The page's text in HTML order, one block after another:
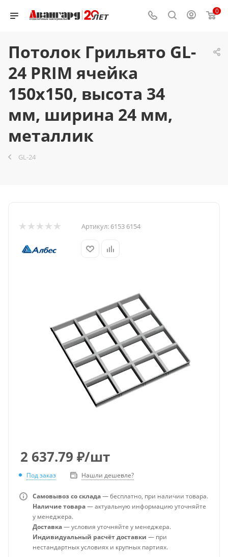
0
Потолок Грильято GL-
24 PRIM ячейка
150x150, высота 34
мм, ширина 24 мм,
металлик
GL-24
Артикул: 6153 6154
2 637.79 ₽/шт
Под заказ Нашли дешевле?
Самовывоз со склада— бесплатно, при наличии товара.
Наличие товара— актуальную информацию уточняйте
у менеджера.
Доставка— условия уточняйте у менеджера.
Индивидуальный расчёт доставки — при
нестандартных условиях и крупных партиях.